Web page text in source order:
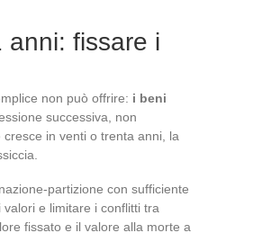
anni: fissare i
non può offrire: i beni
successiva, non
in venti o trenta anni, la
partizione con sufficiente
e limitare i conflitti tra
fissato e il valore alla morte a